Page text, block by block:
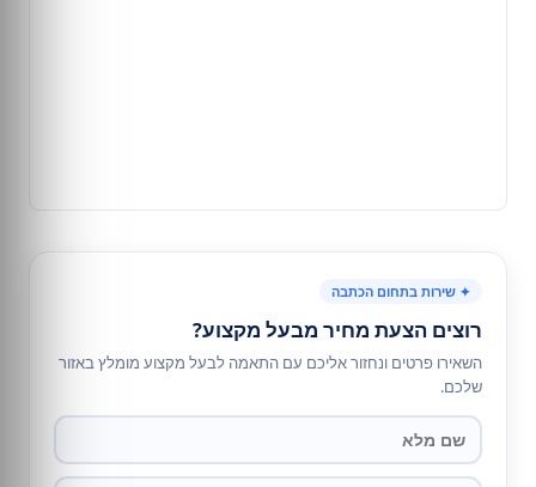
✦ שירות בתחום הכתבה
רוצים הצעת מחיר מבעל מקצוע?
השאירו פרטים ונחזור אליכם עם התאמה לבעל מקצוע מומלץ באזור
שלכם.